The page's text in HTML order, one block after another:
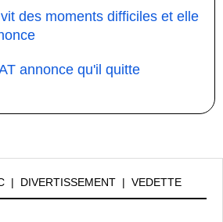
des moments difficiles et elle
annonce qu'il quitte
| DIVERTISSEMENT | VEDETTE